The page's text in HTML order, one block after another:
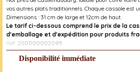
vos autres plats traditionnels. Chaque cassole est
Dimensions : 31 cm de large et 12cm de haut.
Le tarif ci-dessous comprend le prix de la
d'emballage et d'expédition pour produits
Réf. 200000002095
Disponibilité immédiate